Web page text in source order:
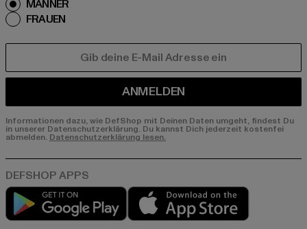
MÄNNER
FRAUEN
ANMELDEN
Informationen dazu, wie DefShop mit Deinen Daten umgeht, findest Du
in unserer Datenschutzerklärung. Du kannst Dich jederzeit kostenfei
abmelden. Datenschutzerklärung lesen.
Play market